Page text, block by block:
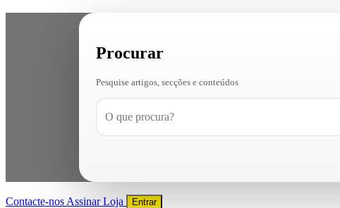
Procurar
Pesquise artigos, secções e conteúdos
Contacte-nos AssinarLoja Entrar